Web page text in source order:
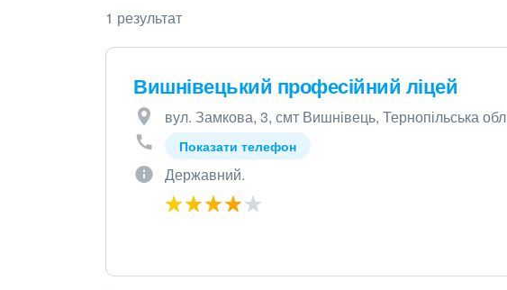
1 результат
Вишнівецький професійний ліцей
вул. Замкова, 3, смт Вишнівець, Тернопільська
Показати телефон
Державний.